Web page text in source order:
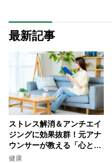
最新記事
ストレス解消＆アンチエイ
ジングに効果抜群！元アナ
ウンサーが教える「心と体
を元気にする音読の習慣」
健康